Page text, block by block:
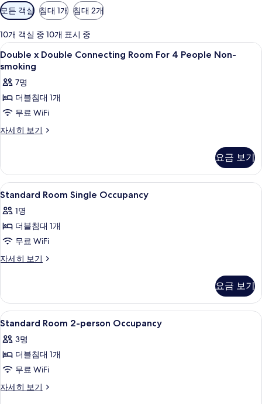
객
실
에
사
용
가
능
한
필
모든 객실 침대 1개 침대 2개
10개 객실 중 10개 표시 중
Double
x
Double
Connecting
Room
For
4
smoking
사
진
모
두
보
기
오리/거위털 이불, 필로우탑 침대, 책상
4
Double x Double Connecting Room For 4 People Non-
smoking
7명
더블침대 1개
무료 WiFi
자세히 보기
Double
Room
For
4
Non-
smoking
세
히
보
요금 보기
Standard
Room
Single
Occupancy
사
진
보
기
오리/거위털 이불, 필로우탑 침대, 책상
4
Standard Room Single Occupancy
1명
더블침대 1개
무료 WiFi
자세히 보기
Standard
자
세
히
기
요금 보기
Standard
Room
2-
person
Occupancy
사
오리/거위털 이불, 필로우탑 침대, 책상
4
Standard Room 2-person Occupancy
3명
더블침대 1개
무료 WiFi
자세히 보기
Standard